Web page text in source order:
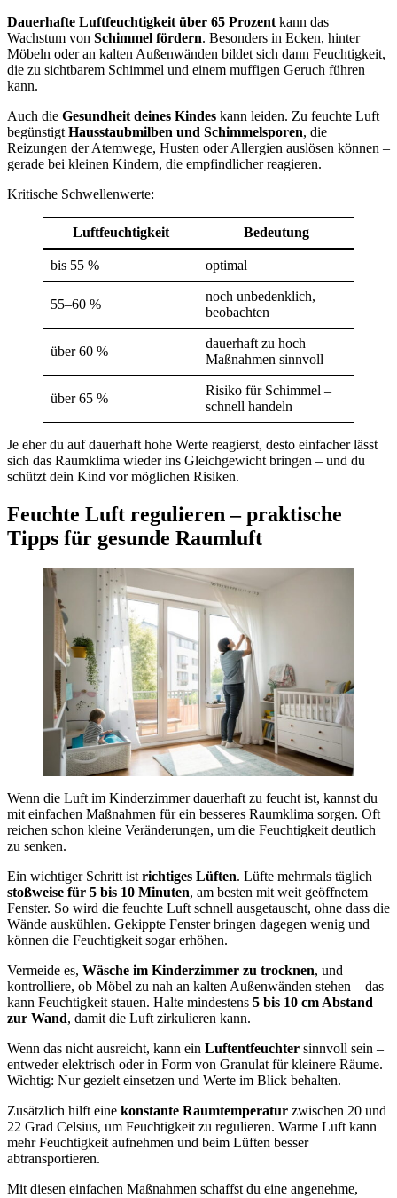
Dauerhafte Luftfeuchtigkeit über 65 Prozent kann das
Wachstum von Schimmel fördern. Besonders in Ecken, hinter
Möbeln oder an kalten Außenwänden bildet sich dann Feuchtigkeit,
die zu sichtbarem Schimmel und einem muffigen Geruch führen
kann.
Auch die Gesundheit deines Kindes kann leiden. Zu feuchte Luft
begünstigt Hausstaubmilben und Schimmelsporen, die
Reizungen der Atemwege, Husten oder Allergien auslösen können –
gerade bei kleinen Kindern, die empfindlicher reagieren.
Kritische Schwellenwerte:
Luftfeuchtigkeit Bedeutung
bis 55 % optimal
55–60 %
noch unbedenklich,
beobachten
über 60 %
dauerhaft zu hoch –
Maßnahmen sinnvoll
über 65 %
Risiko für Schimmel –
schnell handeln
Je eher du auf dauerhaft hohe Werte reagierst, desto einfacher lässt
sich das Raumklima wieder ins Gleichgewicht bringen – und du
schützt dein Kind vor möglichen Risiken.
Feuchte Luft regulieren – praktische
Tipps für gesunde Raumluft
Wenn die Luft im Kinderzimmer dauerhaft zu feucht ist, kannst du
mit einfachen Maßnahmen für ein besseres Raumklima sorgen. Oft
reichen schon kleine Veränderungen, um die Feuchtigkeit deutlich
zu senken.
Ein wichtiger Schritt ist richtiges Lüften. Lüfte mehrmals täglich
stoßweise für 5 bis 10 Minuten, am besten mit weit geöffnetem
Fenster. So wird die feuchte Luft schnell ausgetauscht, ohne dass die
Wände auskühlen. Gekippte Fenster bringen dagegen wenig und
können die Feuchtigkeit sogar erhöhen.
Vermeide es, Wäsche im Kinderzimmer zu trocknen, und
kontrolliere, ob Möbel zu nah an kalten Außenwänden stehen – das
kann Feuchtigkeit stauen. Halte mindestens 5 bis 10 cm Abstand
zur Wand, damit die Luft zirkulieren kann.
Wenn das nicht ausreicht, kann ein Luftentfeuchter sinnvoll sein –
entweder elektrisch oder in Form von Granulat für kleinere Räume.
Wichtig: Nur gezielt einsetzen und Werte im Blick behalten.
Zusätzlich hilft eine konstante Raumtemperatur zwischen 20 und
22 Grad Celsius, um Feuchtigkeit zu regulieren. Warme Luft kann
mehr Feuchtigkeit aufnehmen und beim Lüften besser
abtransportieren.
Mit diesen einfachen Maßnahmen schaffst du eine angenehme,